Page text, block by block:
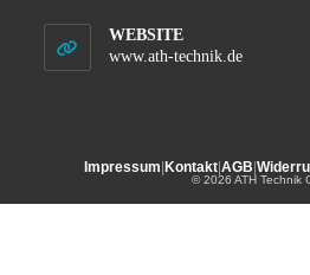
WEBSITE
www.ath-technik.de
Impressum Kontakt| AGB
© 2026 ATH Technik